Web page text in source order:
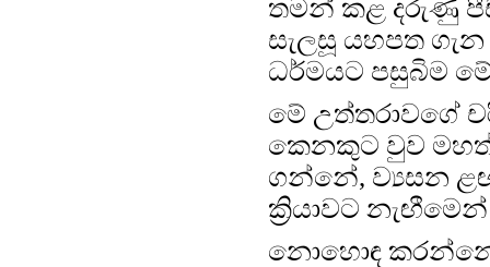
තමන් කළ දරුණු
සැලසූ යහපත ගැන
ධර්මයට පසුබිම
මේ උත්තරාවගේ
කෙනකුට වුව
ගන්නේ, ව්‍යසන
ක්‍රියාවට
නොහොඳ